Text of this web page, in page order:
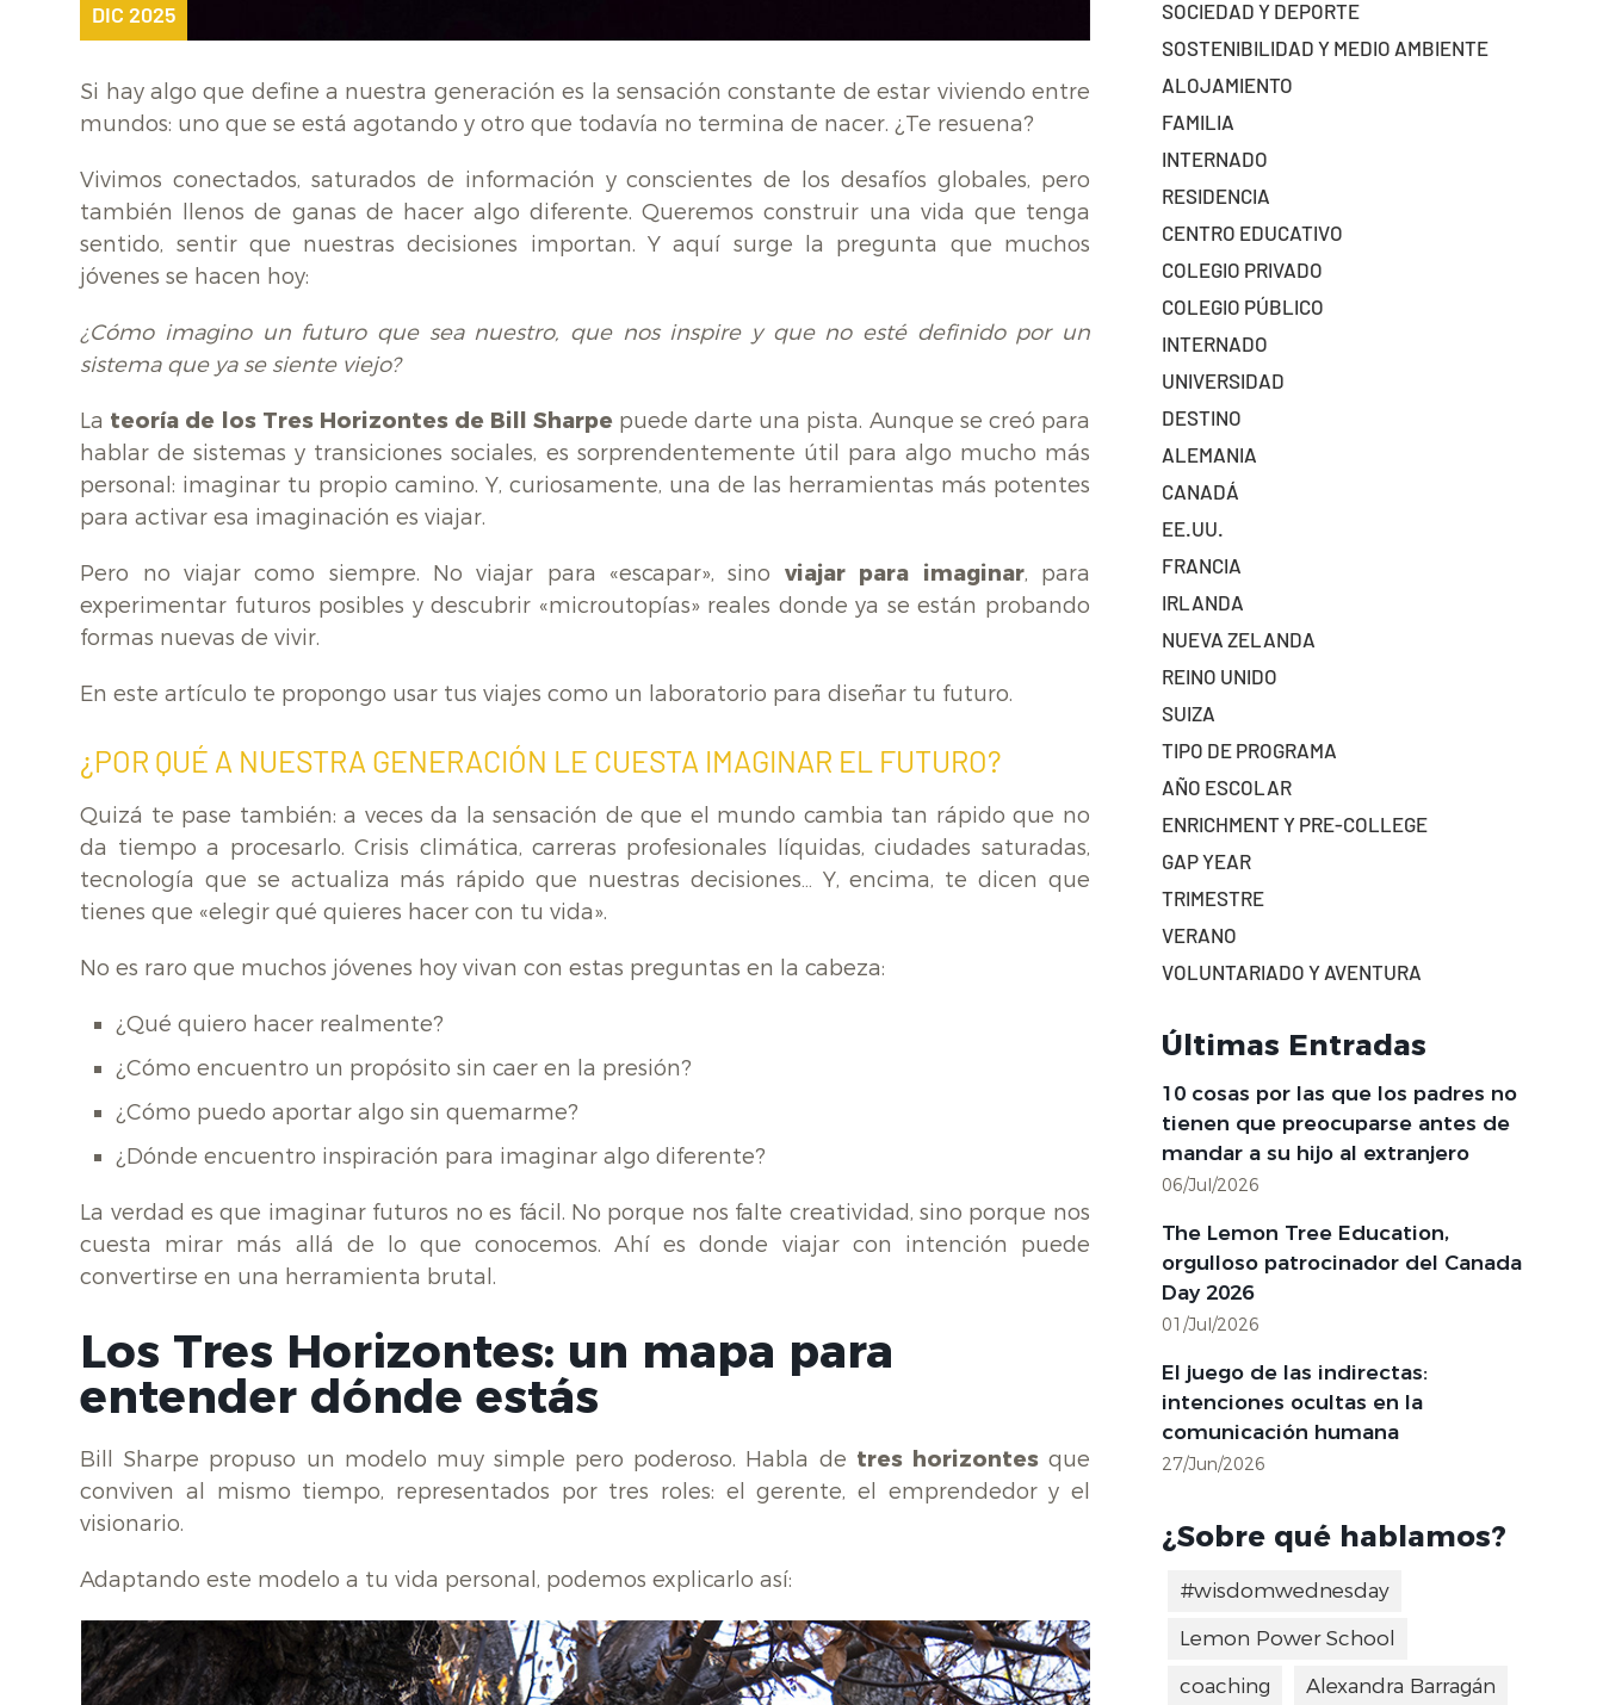
DIC 2025
Si hay algo que define a nuestra generación es la sensación constante de estar viviendo entre
mundos: uno que se está agotando y otro que todavía no termina de nacer. ¿Te resuena?
Vivimos conectados, saturados de información y conscientes de los desafíos globales, pero
también llenos de ganas de hacer algo diferente. Queremos construir una vida que tenga
sentido, sentir que nuestras decisiones importan. Y aquí surge la pregunta que muchos
jóvenes se hacen hoy:
¿Cómo imagino un futuro que sea nuestro, que nos inspire y que no esté definido por un
sistema que ya se siente viejo?
La teoría de los Tres Horizontes de Bill Sharpe puede darte una pista. Aunque se creó para
hablar de sistemas y transiciones sociales, es sorprendentemente útil para algo mucho más
personal: imaginar tu propio camino. Y, curiosamente, una de las herramientas más potentes
para activar esa imaginación es viajar.
Pero no viajar como siempre. No viajar para «escapar», sino viajar para imaginar, para
experimentar futuros posibles y descubrir «microutopías» reales donde ya se están probando
formas nuevas de vivir.
En este artículo te propongo usar tus viajes como un laboratorio para diseñar tu futuro.
¿POR QUÉ A NUESTRA GENERACIÓN LE CUESTA IMAGINAR EL FUTURO?
Quizá te pase también: a veces da la sensación de que el mundo cambia tan rápido que no
da tiempo a procesarlo. Crisis climática, carreras profesionales líquidas, ciudades saturadas,
tecnología que se actualiza más rápido que nuestras decisiones… Y, encima, te dicen que
tienes que «elegir qué quieres hacer con tu vida».
No es raro que muchos jóvenes hoy vivan con estas preguntas en la cabeza:
¿Qué quiero hacer realmente?
¿Cómo encuentro un propósito sin caer en la presión?
¿Cómo puedo aportar algo sin quemarme?
¿Dónde encuentro inspiración para imaginar algo diferente?
La verdad es que imaginar futuros no es fácil. No porque nos falte creatividad, sino porque nos
cuesta mirar más allá de lo que conocemos. Ahí es donde viajar con intención puede
convertirse en una herramienta brutal.
Los Tres Horizontes: un mapa para
entender dónde estás
Bill Sharpe propuso un modelo muy simple pero poderoso. Habla de tres horizontesque
conviven al mismo tiempo, representados por tres roles: el gerente, el emprendedor y el
visionario.
Adaptando este modelo a tu vida personal, podemos explicarlo así:
SOCIEDAD Y DEPORTE
SOSTENIBILIDAD Y MEDIO AMBIENTE
ALOJAMIENTO
FAMILIA
INTERNADO
RESIDENCIA
CENTRO EDUCATIVO
COLEGIO PRIVADO
COLEGIO PÚBLICO
INTERNADO
UNIVERSIDAD
DESTINO
ALEMANIA
CANADÁ
EE.UU.
FRANCIA
IRLANDA
NUEVA ZELANDA
REINO UNIDO
SUIZA
TIPO DE PROGRAMA
AÑO ESCOLAR
ENRICHMENT Y PRE-COLLEGE
GAP YEAR
TRIMESTRE
VERANO
VOLUNTARIADO Y AVENTURA
Últimas Entradas
10 cosas por las que los padres no
tienen que preocuparse antes de
mandar a su hijo al extranjero
06/Jul/2026
The Lemon Tree Education,
orgulloso patrocinador del Canada
Day 2026
01/Jul/2026
El juego de las indirectas:
intenciones ocultas en la
comunicación humana
27/Jun/2026
¿Sobre qué hablamos?
#wisdomwednesday
Lemon Power School
coaching
Alexandra Barragán